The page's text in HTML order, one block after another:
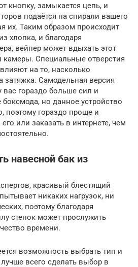
кнопку, замыкается цепь, и
подаётся на спирали вашего
их. Таким образом происходит
хлопка, и благодаря
вейпер может вдыхать этот
камеры. Специальные отверстия
на то, насколько
затяжка. Самодельная версия
вас гораздо больше сил и
но данное устройство
поэтому гораздо проще и
или заказать в интернете, чем
навесной бак из
красивый блестящий
никаких нагрузок, ни
поэтому благодаря
стенок может прослужить
времени.
возможность выбрать тип и
всего сделать выбор в